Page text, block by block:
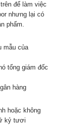
để làm việc
nhưng lại có
phẩm.
mẫu của
tổng giám đốc
hàng
hoặc không
kỷ tươi